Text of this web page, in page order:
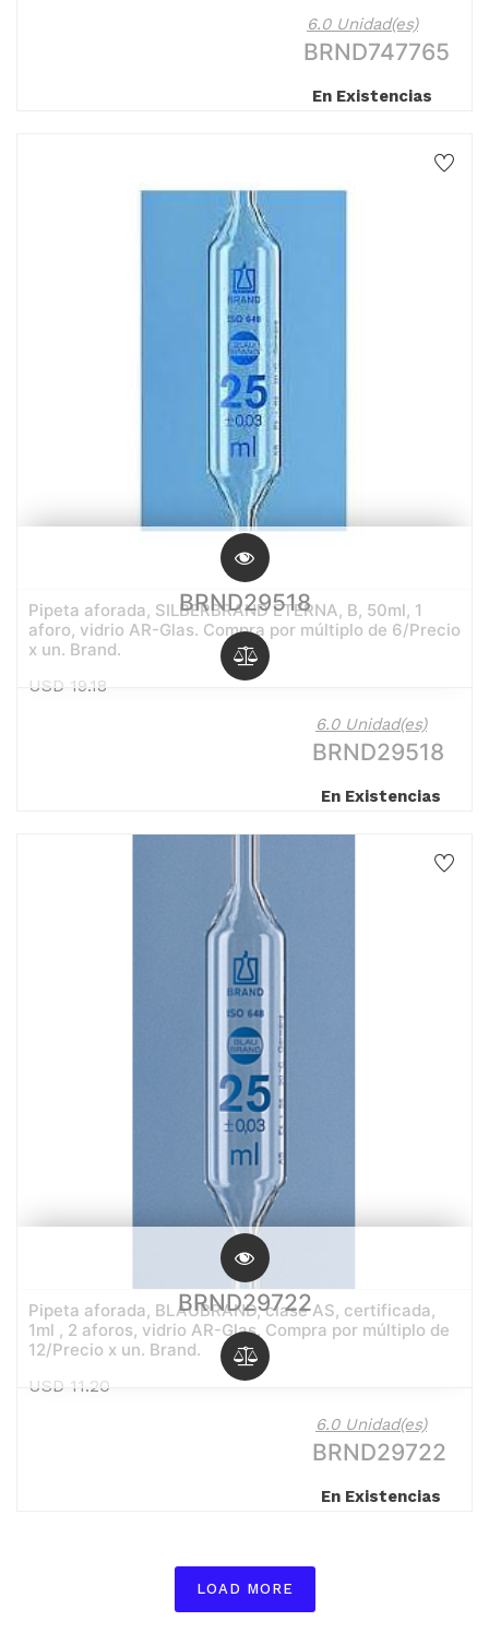
6.0 Unidad(es)
BRND747765
En Existencias
Pipeta aforada, SILBERBRAND ETERNA, B, 50ml, 1
aforo, vidrio AR-Glas. Compra por múltiplo de 6/Precio
x un. Brand.
USD 19.18
BRND29518
6.0 Unidad(es)
BRND29518
En Existencias
Pipeta aforada, BLAUBRAND, clase AS, certificada,
1ml , 2 aforos, vidrio AR-Glas. Compra por múltiplo de
12/Precio x un. Brand.
USD 11.20
BRND29722
6.0 Unidad(es)
BRND29722
En Existencias
LOAD MORE